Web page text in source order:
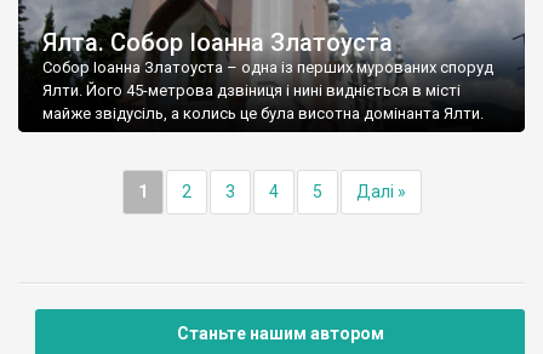
Ялта. Собор Іоанна Златоуста
Собор Іоанна Златоуста – одна із перших мурованих споруд
Ялти. Його 45-метрова дзвіниця і нині видніється в місті
майже звідусіль, а колись це була висотна домінанта Ялти.
1 2 3 4 5 Далі »
Станьте нашим автором